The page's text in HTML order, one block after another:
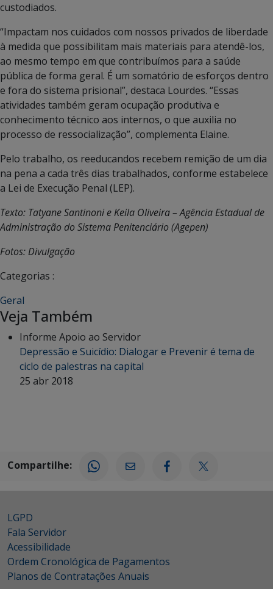
custodiados.
“Impactam nos cuidados com nossos privados de liberdade
à medida que possibilitam mais materiais para atendê-los,
ao mesmo tempo em que contribuímos para a saúde
pública de forma geral. É um somatório de esforços dentro
e fora do sistema prisional”, destaca Lourdes. “Essas
atividades também geram ocupação produtiva e
conhecimento técnico aos internos, o que auxilia no
processo de ressocialização”, complementa Elaine.
Pelo trabalho, os reeducandos recebem remição de um dia
na pena a cada três dias trabalhados, conforme estabelece
a Lei de Execução Penal (LEP).
Texto: Tatyane Santinoni e Keila Oliveira – Agência Estadual de
Administração do Sistema Penitenciário (Agepen)
Fotos: Divulgação
Categorias :
Geral
Veja Também
Informe Apoio ao Servidor
Depressão e Suicídio: Dialogar e Prevenir é tema de
ciclo de palestras na capital
25 abr 2018
Compartilhe:
LGPD
Fala Servidor
Acessibilidade
Ordem Cronológica de Pagamentos
Planos de Contratações Anuais